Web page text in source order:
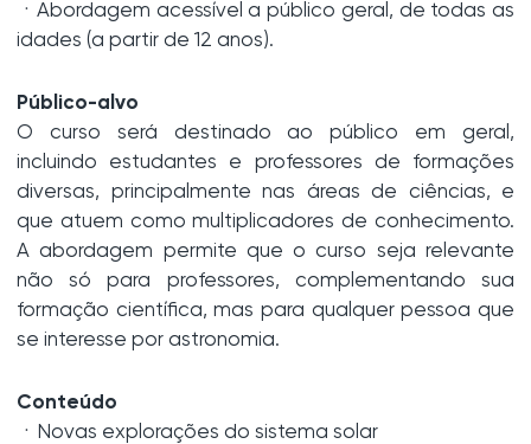
ㆍAbordagem acessível a público geral, de todas as
idades (a partir de 12 anos).
Público-alvo
O curso será destinado ao público em geral,
incluindo estudantes e professores de formações
diversas, principalmente nas áreas de ciências, e
que atuem como multiplicadores de conhecimento.
A abordagem permite que o curso seja relevante
não só para professores, complementando sua
formação científica, mas para qualquer pessoa que
se interesse por astronomia.
Conteúdo
ㆍNovas explorações do sistema solar